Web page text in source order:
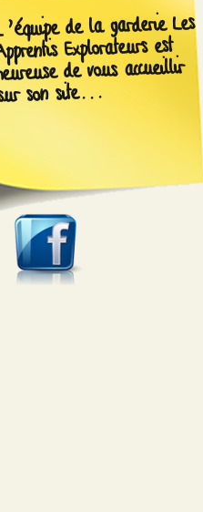
de la garderie Les
Explorateurs est
de vous accueillir
son site...